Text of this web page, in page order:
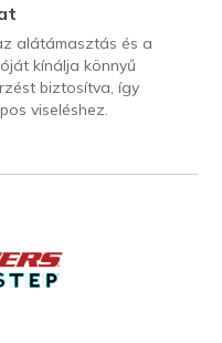
alátámasztás és a
kínálja könnyű
biztosítva, így
viseléshez.